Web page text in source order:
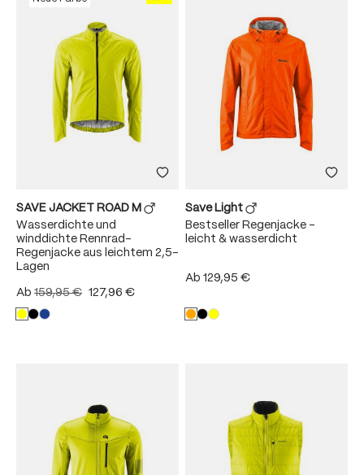
SAVE JACKET ROAD M
Wasserdichte und
winddichte Rennrad-
Regenjacke aus leichtem 2,5-
Lagen
Ab 159,95 € 127,96 €
Save Light
Bestseller Regenjacke –
leicht & wasserdicht
Ab 129,95 €